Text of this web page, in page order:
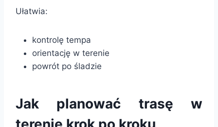
Ułatwia:
kontrolę tempa
orientację w terenie
powrót po śladzie
Jak planować trasę w